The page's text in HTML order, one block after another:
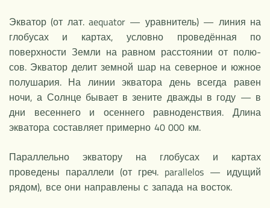
Экватор (от лат. aequator — уравнитель) — линия на
глобусах и картах, условно проведённая по
поверхности Земли на равном расстоянии от полю-
сов. Экватор делит земной шар на северное и южное
полушария. На линии экватора день всегда равен
ночи, а Солнце бывает в зените дважды в году — в
дни весеннего и осеннего равноденствия. Длина
экватора составляет примерно 40 000 км.
Параллельно экватору на глобусах и картах
проведены параллели (от греч. parallelos — идущий
рядом), все они направлены с запада на восток.